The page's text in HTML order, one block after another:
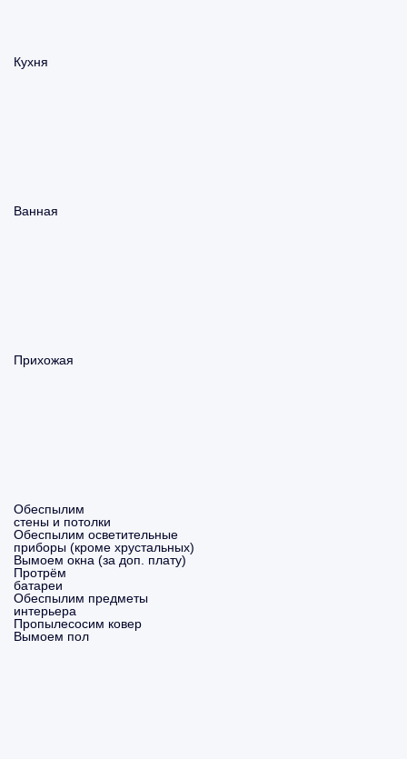
Кухня
Ванная
Прихожая
Обеспылим
стены и потолки
Обеспылим осветительные
приборы (кроме хрустальных)
Вымоем окна (за доп. плату)
Протрём
батареи
Обеспылим предметы
интерьера
Пропылесосим ковер
Вымоем пол